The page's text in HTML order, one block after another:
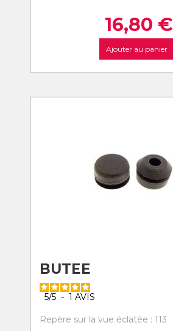
16,80 €
Ajouter au panier
BUTEE
5/5 - 1 AVIS
Repère sur la vue éclatée : 113